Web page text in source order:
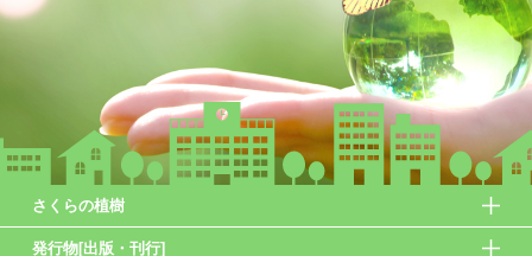
さくらの植樹
発行物[出版・刊行]